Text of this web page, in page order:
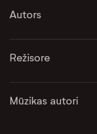
Autors
Režisore
Mūzikas autori